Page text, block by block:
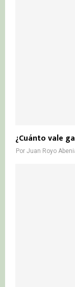
¿Cuánto vale
Por Juan Royo